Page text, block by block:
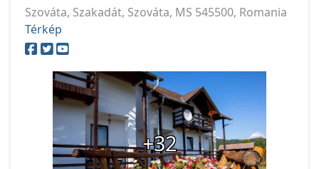
Szováta, Szakadát, Szováta, MS 545500, Romania
Térkép
+32